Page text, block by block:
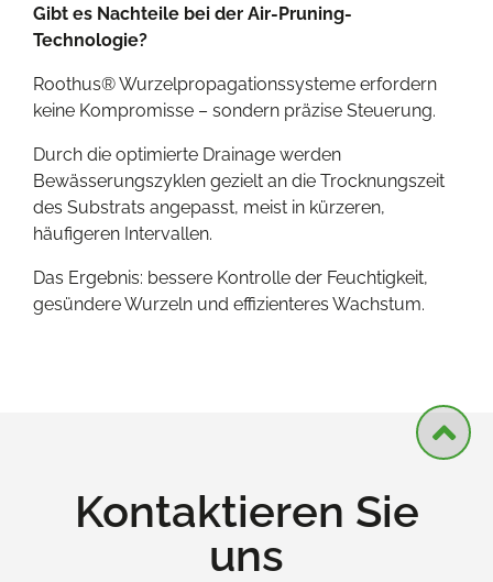
Gibt es Nachteile bei der Air-Pruning-
Technologie?
Roothus® Wurzelpropagationssysteme erfordern
keine Kompromisse – sondern präzise Steuerung.
Durch die optimierte Drainage werden
Bewässerungszyklen gezielt an die Trocknungszeit
des Substrats angepasst, meist in kürzeren,
häufigeren Intervallen.
Das Ergebnis: bessere Kontrolle der Feuchtigkeit,
gesündere Wurzeln und effizienteres Wachstum.
Kontaktieren Sie
uns